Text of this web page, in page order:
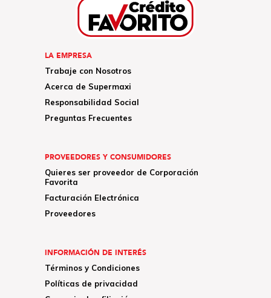
LA EMPRESA
Trabaje con Nosotros
Acerca de Supermaxi
Responsabilidad Social
Preguntas Frecuentes
PROVEEDORES Y CONSUMIDORES
Quieres ser proveedor de Corporación
Favorita
Facturación Electrónica
Proveedores
INFORMACIÓN DE INTERÉS
Términos y Condiciones
Políticas de privacidad